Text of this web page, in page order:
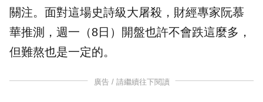
關注。面對這場史詩級大屠殺，財經專家阮慕
華推測，週一（8日）開盤也許不會跌這麼多，
但難熬也是一定的。
廣告 / 請繼續往下閱讀